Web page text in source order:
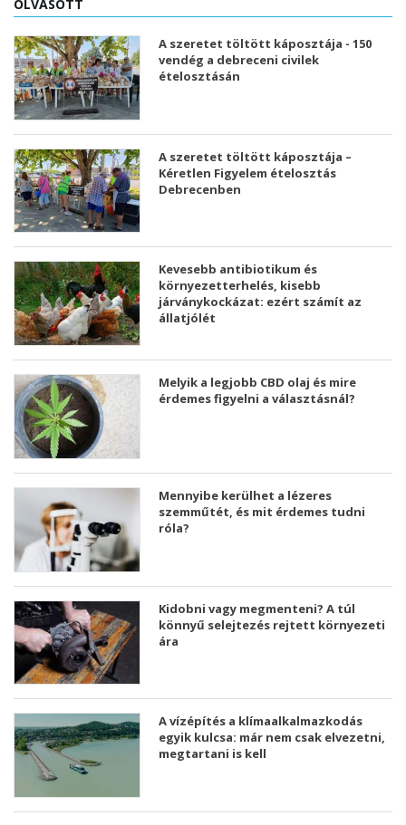
OLVASOTT
A szeretet töltött káposztája - 150
vendég a debreceni civilek
ételosztásán
A szeretet töltött káposztája –
Kéretlen Figyelem ételosztás
Debrecenben
Kevesebb antibiotikum és
környezetterhelés, kisebb
járványkockázat: ezért számít az
állatjólét
Melyik a legjobb CBD olaj és mire
érdemes figyelni a választásnál?
Mennyibe kerülhet a lézeres
szemműtét, és mit érdemes tudni
róla?
Kidobni vagy megmenteni? A túl
könnyű selejtezés rejtett környezeti
ára
A vízépítés a klímaalkalmazkodás
egyik kulcsa: már nem csak elvezetni,
megtartani is kell